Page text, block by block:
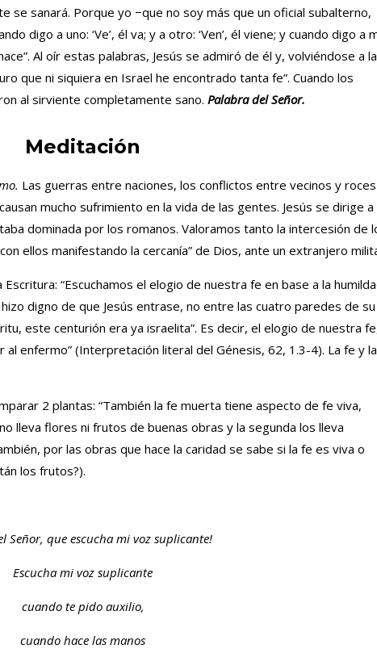
se sanará. Porque yo −que no soy más que un oficial subalterno,
digo a uno: ‘Ve’, él va; y a otro: ‘Ven’, él viene; y cuando digo a
Al oír estas palabras, Jesús se admiró de él y, volviéndose a la
que ni siquiera en Israel he encontrado tanta fe”. Cuando los
al sirviente completamente sano. Palabra del Señor.
Meditación
Las guerras entre naciones, los conflictos entre vecinos y roces
mucho sufrimiento en la vida de las gentes. Jesús se dirige a
dominada por los romanos. Valoramos tanto la intercesión de
ellos manifestando la cercanía” de Dios, ante un extranjero
“Escuchamos el elogio de nuestra fe en base a la
digno de que Jesús entrase, no entre las cuatro paredes de su
este centurión era ya israelita”. Es decir, el elogio de nuestra
al enfermo” (Interpretación literal del Génesis, 62, 1.3-4). La fe y la
2 plantas: “También la fe muerta tiene aspecto de fe viva,
lleva flores ni frutos de buenas obras y la segunda los lleva
por las obras que hace la caridad se sabe si la fe es viva o
los frutos?).
Señor, que escucha mi voz suplicante!
Escucha mi voz suplicante
cuando te pido auxilio,
cuando hace las manos